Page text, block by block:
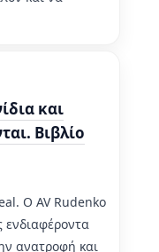
και
Βιβλίο
Ο AV Rudenko
ενδιαφέροντα
ανατροφή και